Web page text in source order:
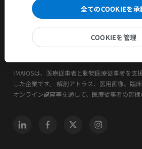
IMAIOSは、医療従事者と動物医療従事者を支
した企業です。 解剖アトラス、医用画像、臨
オンライン講座等を通して、医療従事者の皆様
全てのCOOKIEを承
COOKIEを管理